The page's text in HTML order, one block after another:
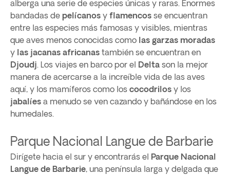
alberga una serie de especies únicas y raras. Enormes
bandadas de pelícanos y flamencos se encuentran
entre las especies más famosas y visibles, mientras
que aves menos conocidas como las garzas moradas
y las jacanas africanas también se encuentran en
Djoudj. Los viajes en barco por el Delta son la mejor
manera de acercarse a la increíble vida de las aves
aquí, y los mamíferos como los cocodrilos y los
jabalíes a menudo se ven cazando y bañándose en los
humedales.
Parque Nacional Langue de Barbarie
Dirígete hacia el sur y encontrarás el Parque Nacional
Langue de Barbarie, una península larga y delgada que